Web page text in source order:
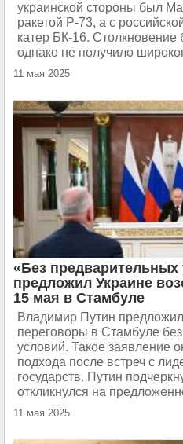
украинской стороны был
ракетой Р-73, а с
катер БК-16. Столкновение
однако не получило
11 мая 2025
«Без предварительных
предложил Украине
15 мая в Стамбуле
Владимир Путин
переговоры в Стамбуле
условий. Такое заявление
подхода после встреч с
государств. Путин
откликнулся на
11 мая 2025